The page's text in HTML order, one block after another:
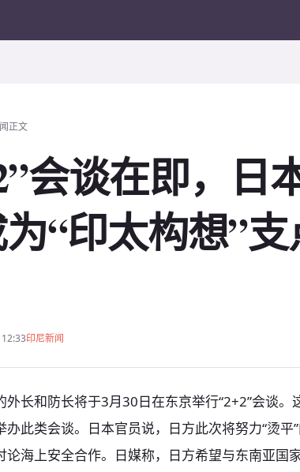
正文
会谈在即，日
“印太构想”
印尼新闻
外长和防长将于3月30日在东京举行“2+2”会谈
办此类会谈。日本官员说，日方此次将努力“烫平
论海上安全合作。日媒称，日方希望与东南亚国